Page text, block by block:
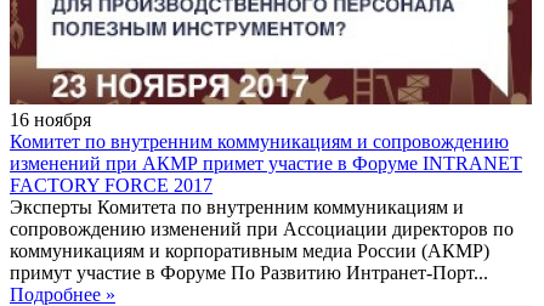
16 ноября
Комитет по внутренним коммуникациям и сопровождению
изменений при АКМР примет участие в Форуме INTRANET
FACTORY FORCE 2017
Эксперты Комитета по внутренним коммуникациям и
сопровождению изменений при Ассоциации директоров по
коммуникациям и корпоративным медиа России (АКМР)
примут участие в Форуме По Развитию Интранет-Порт...
Подробнее »